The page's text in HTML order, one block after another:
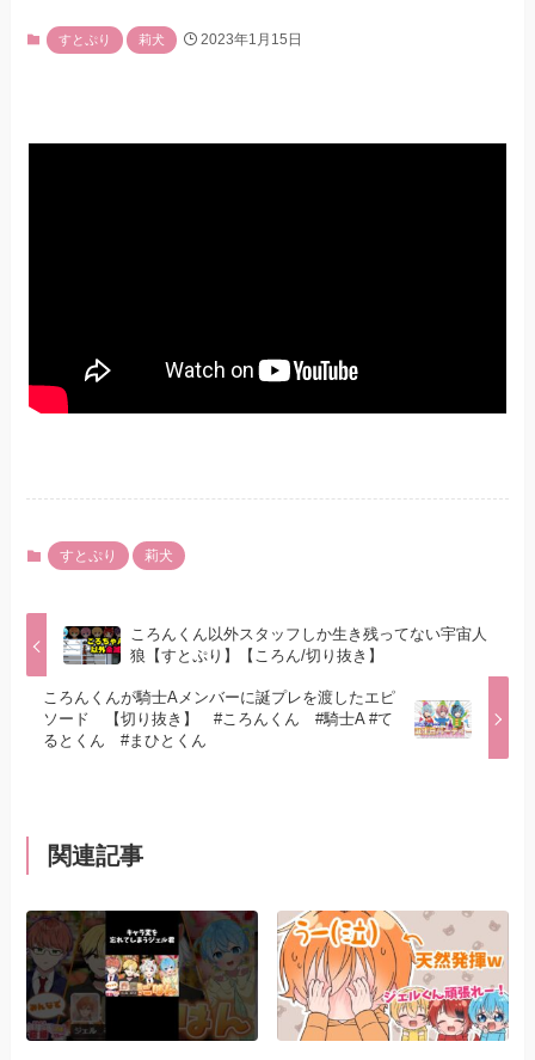
すとぷり 莉犬 2023年1月15日
すとぷり 莉犬
ころんくん以外スタッフしか生き残ってない宇宙人
狼【すとぷり】【ころん/切り抜き】
ころんくんが騎士Aメンバーに誕プレを渡したエピ
ソード 【切り抜き】 #ころんくん #騎士A #て
るとくん #まひとくん
関連記事